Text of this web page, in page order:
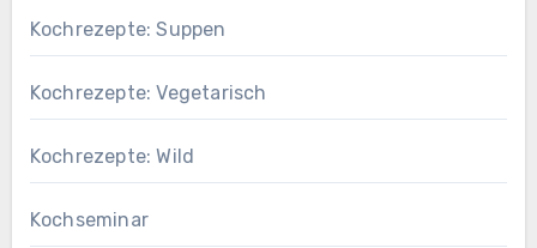
Kochrezepte: Suppen
Kochrezepte: Vegetarisch
Kochrezepte: Wild
Kochseminar